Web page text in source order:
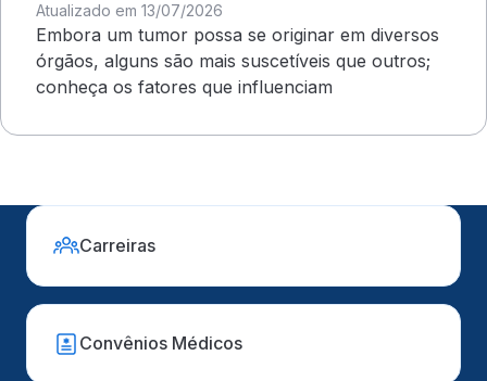
Atualizado em 13/07/2026
Embora um tumor possa se originar em diversos
órgãos, alguns são mais suscetíveis que outros;
conheça os fatores que influenciam
Carreiras
Convênios Médicos